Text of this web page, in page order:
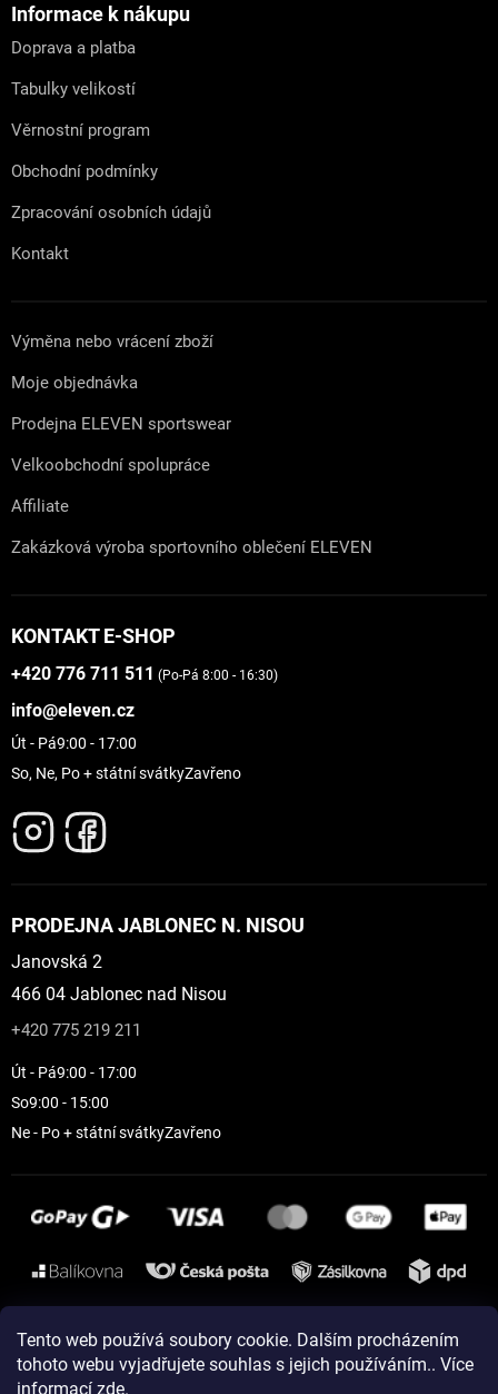
Tento web používá soubory cookie. Dalším procházením
tohoto webu vyjadřujete souhlas s jejich používáním.. Více
informací zde.
Informace k nákupu
Doprava a platba
Tabulky velikostí
Věrnostní program
Obchodní podmínky
Zpracování osobních údajů
Kontakt
Výměna nebo vrácení zboží
Moje objednávka
Prodejna ELEVEN sportswear
Velkoobchodní spolupráce
Affiliate
Zakázková výroba sportovního oblečení ELEVEN
KONTAKT E-SHOP
+420 776 711 511 (Po-Pá 8:00 - 16:30)
info@eleven.cz
Út - Pá9:00 - 17:00
So, Ne, Po + státní svátkyZavřeno
PRODEJNA JABLONEC N. NISOU
Janovská 2
466 04 Jablonec nad Nisou
+420 775 219 211
Út - Pá9:00 - 17:00
So9:00 - 15:00
Ne - Po + státní svátkyZavřeno
Instagram